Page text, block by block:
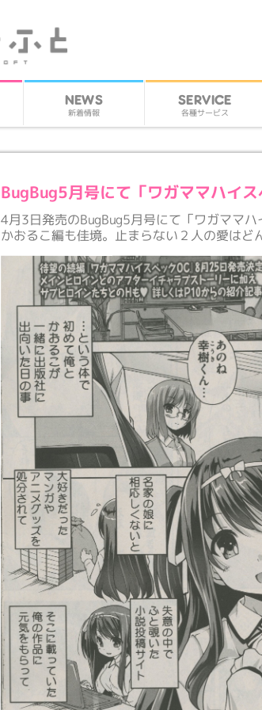
NEWS
新着情報
SERVICE
各種サービス
BugBug5月号にて「ワガママハイ
4月3日発売のBugBug5月号にて「ワガママ
かおるこ編も佳境。止まらない２人の愛はど